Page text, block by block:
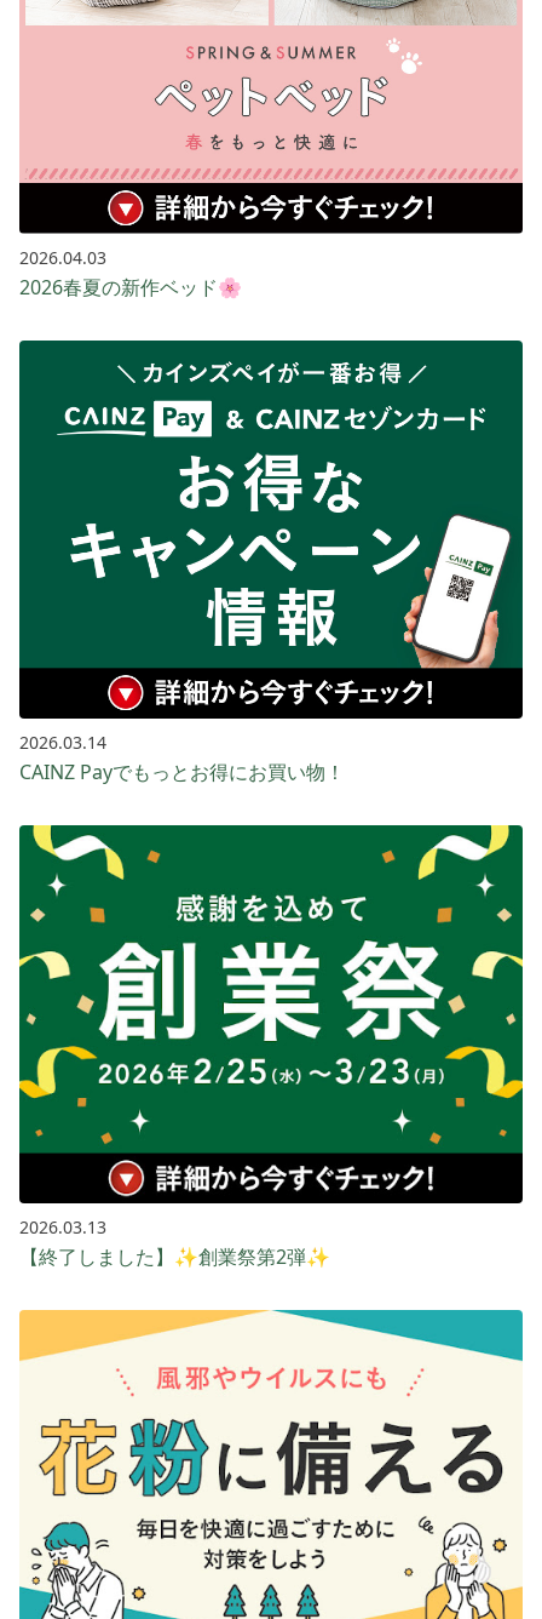
2026.04.03
2026春夏の新作ベッド🌸
2026.03.14
CAINZ Payでもっとお得に​お買い​物！​
2026.03.13
【終了しました】✨創業祭第2弾✨